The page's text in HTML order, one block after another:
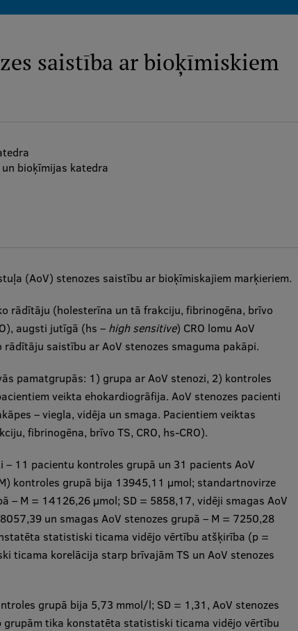
saistība ar bioķīmiskiem
bioķīmijas katedra
(AoV) stenozes saistību ar bioķīmiskajiem marķieriem.
rādītāju (holesterīna un tā frakciju, fibrinogēna, brīvo
augsti jutīgā (hs – high sensitive) CRO lomu AoV
saistību ar AoV stenozes smaguma pakāpi.
pamatgrupās: 1) grupa ar AoV stenozi, 2) kontroles
veikta ehokardiogrāfija. AoV stenozes pacienti
– viegla, vidēja un smaga. Pacientiem veiktas
fibrinogēna, brīvo TS, CRO, hs-CRO).
11 pacientu kontroles grupā un 31 pacients AoV
kontroles grupā bija 13945,11 μmol; standartnovirze
– M = 14126,26 μmol; SD = 5858,17, vidēji smagas AoV
un smagas AoV stenozes grupā – M = 7250,28
statistiski ticama vidējo vērtību atšķirība (p =
ticama korelācija starp brīvajām TS un AoV stenozes
grupā bija 5,73 mmol/l; SD = 1,31, AoV stenozes
tika konstatēta statistiski ticama vidējo vērtību